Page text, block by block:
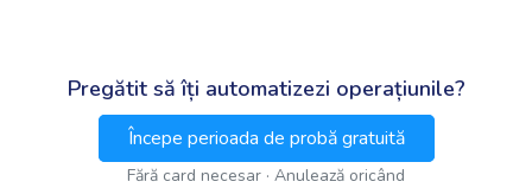
Pregătit să îți automatizezi operațiunile?
Începe perioada de probă gratuită
Fără card necesar · Anulează oricând